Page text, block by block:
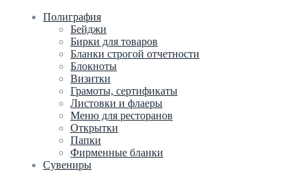
Полиграфия
Бейджи
Бирки для товаров
Бланки строгой отчетности
Блокноты
Визитки
Грамоты, сертификаты
Листовки и флаеры
Меню для ресторанов
Открытки
Папки
Фирменные бланки
Сувениры